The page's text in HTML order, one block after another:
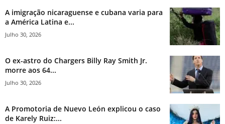
A imigração nicaraguense e cubana varia para
a América Latina e...
Julho 30, 2026
O ex-astro do Chargers Billy Ray Smith Jr.
morre aos 64...
Julho 30, 2026
A Promotoria de Nuevo León explicou o caso
de Karely Ruiz:...